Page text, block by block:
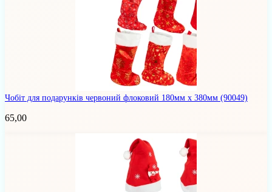
Чобіт для подарунків червоний флоковий 180мм х 380мм (90049)
65,00